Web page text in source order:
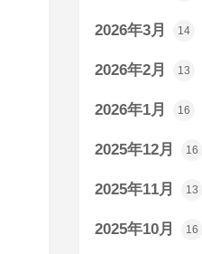
2026年3月 14
2026年2月 13
2026年1月 16
2025年12月 16
2025年11月 13
2025年10月 16